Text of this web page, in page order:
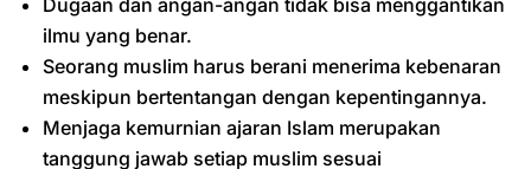
Dugaan dan angan-angan tidak bisa menggantikan
ilmu yang benar.
Seorang muslim harus berani menerima kebenaran
meskipun bertentangan dengan kepentingannya.
Menjaga kemurnian ajaran Islam merupakan
tanggung jawab setiap muslim sesuai